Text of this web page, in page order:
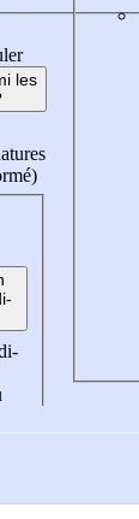
les